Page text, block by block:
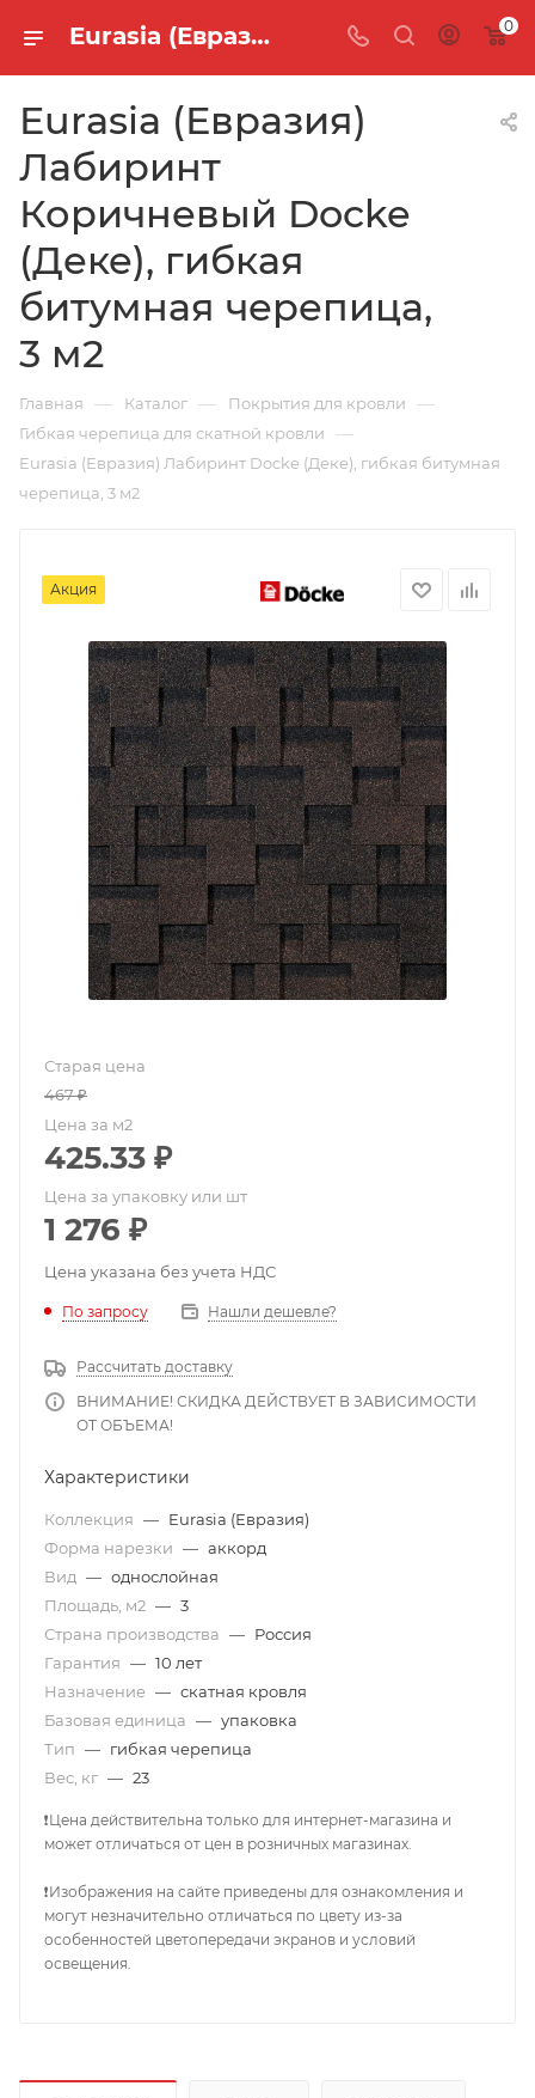
Eurasia (Евразия) Лабиринт Коричневый Docke (Деке), гибкая битумная черепица, 3 м2 0
Eurasia (Евразия)
Лабиринт
Коричневый Docke
(Деке), гибкая
битумная черепица,
3 м2
Главная — Каталог — Покрытия для кровли —
Гибкая черепица для скатной кровли —
Eurasia (Евразия) Лабиринт Docke (Деке), гибкая битумная
черепица, 3 м2
Акция
Старая цена
467₽
Цена за м2
425.33 ₽
Цена за упаковку или шт
1 276 ₽
Цена указана без учета НДС
По запросу Нашли дешевле?
Рассчитать доставку
ВНИМАНИЕ! СКИДКА ДЕЙСТВУЕТ В ЗАВИСИМОСТИ
ОТ ОБЪЕМА!
Характеристики
Коллекция — Eurasia (Евразия)
Форма нарезки — аккорд
Вид — однослойная
Площадь, м2 — 3
Страна производства — Россия
Гарантия — 10 лет
Назначение — скатная кровля
Базовая единица — упаковка
Тип — гибкая черепица
Вес, кг — 23
❗Цена действительна только для интернет-магазина и
может отличаться от цен в розничных магазинах.
❗Изображения на сайте приведены для ознакомления и
могут незначительно отличаться по цвету из-за
особенностей цветопередачи экранов и условий
освещения.